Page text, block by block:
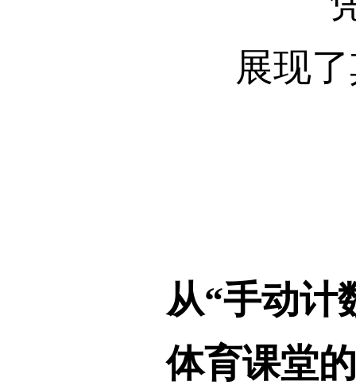
展现
从“手动计
体育课堂的